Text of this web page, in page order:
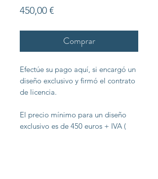
450,00 €Precio
Comprar
Efectúe su pago aquí, si encargó un
diseño exclusivo y firmó el contrato
de licencia.
El precio mínimo para un diseño
exclusivo es de 450 euros + IVA (